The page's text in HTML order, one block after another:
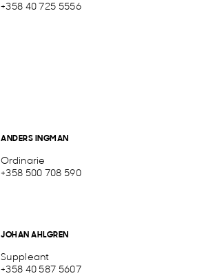
+358 40 725 5556
ANDERS INGMAN
Ordinarie
+358 500 708 590
JOHAN AHLGREN
Suppleant
+358 40 587 5607